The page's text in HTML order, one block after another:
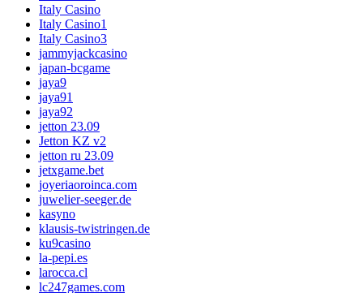
Italy Casino
Italy Casino1
Italy Casino3
jammyjackcasino
japan-bcgame
jaya9
jaya91
jaya92
jetton 23.09
Jetton KZ v2
jetton ru 23.09
jetxgame.bet
joyeriaoroinca.com
juwelier-seeger.de
kasyno
klausis-twistringen.de
ku9casino
la-pepi.es
larocca.cl
lc247games.com